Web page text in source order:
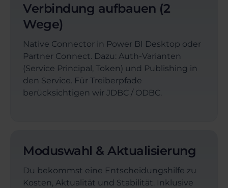
Verbindung aufbauen (2
Wege)
Native Connector in Power BI Desktop oder
Partner Connect. Dazu: Auth-Varianten
(Service Principal, Token) und Publishing in
den Service. Für Treiberpfade
berücksichtigen wir JDBC / ODBC.
Moduswahl & Aktualisierung
Du bekommst eine Entscheidungshilfe zu
Kosten, Aktualität und Stabilität. Inklusive